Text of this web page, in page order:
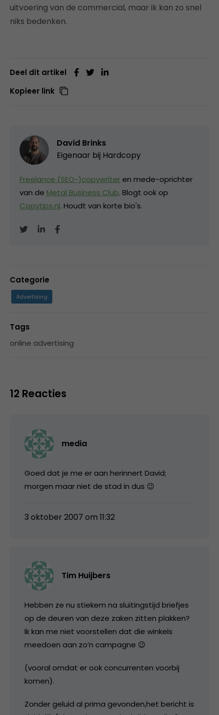
uitvoering van de commercial, maar ik kan zo snel
niks bedenken.
Deel dit artikel
Kopieer link
David Brinks
Eigenaar bij Hardcopy
Freelance (SEO-)copywriter en mede-oprichter
van de Metal Business Club. Blogt ook op
Copytips.nl. Houdt van korte bio's.
Categorie
Advertising
Tags
online advertising
12 Reacties
media
Goed dat je me er aan herinnert David;
morgen maar niet de stad in dus 😉
3 oktober 2007 om 11:32
Tim Huijbers
Hebben ze nu stiekem na sluitingstijd briefjes
op de deuren van deze zaken zitten plakken?
Ik kan me niet voorstellen dat die winkels
meedoen aan zo’n campagne 😉
(vooral omdat er ook concurrenten voorbij
komen).
Zonder geluid al prima gevonden,het bericht is